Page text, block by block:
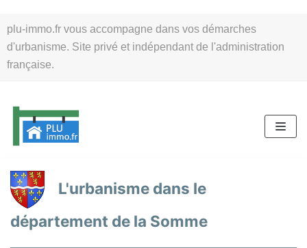
plu-immo.fr vous accompagne dans vos démarches
d'urbanisme. Site privé et indépendant de l'administration
française.
au
contenu
L'urbanisme dans le
département de la Somme